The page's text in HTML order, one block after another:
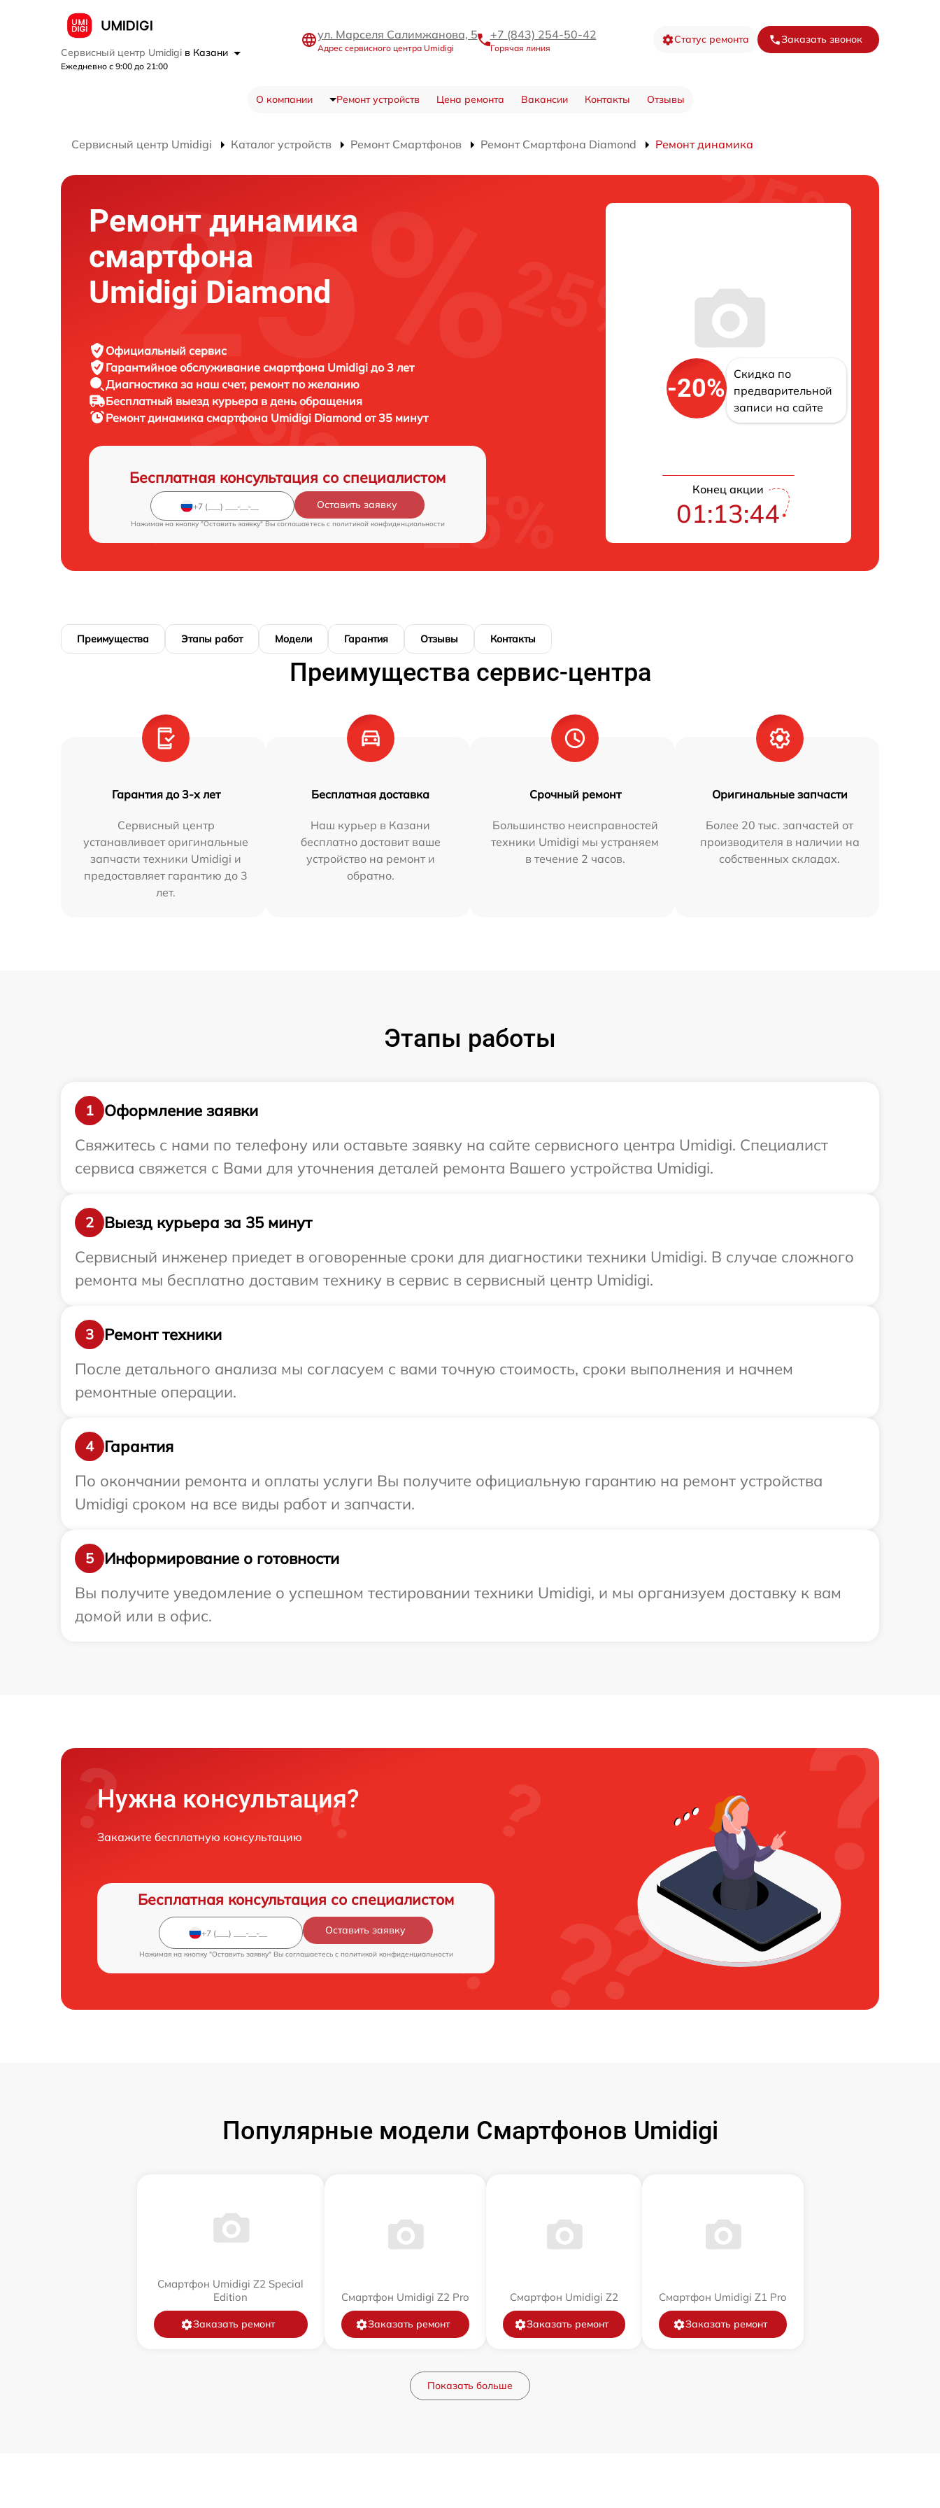
Сервисный центр Umidigi в Казани
Ежедневно с 9:00 до 21:00
ул. Марселя Салимжанова, 5
Адрес сервисного центра Umidigi
+7 (843) 254-50-42
Горячая линия
Статус ремонта Заказать звонок
О компании Ремонт устройств Цена ремонта Вакансии Контакты Отзывы
Сервисный центр Umidigi Каталог устройств Ремонт Смартфонов Ремонт Смартфона Diamond Ремонт динамика
Ремонт динамика
смартфона
Umidigi Diamond
Официальный сервис
Гарантийное обслуживание смартфона Umidigi до 3 лет
Диагностика за наш счет, ремонт по желанию
Бесплатный выезд курьера в день обращения
Ремонт динамика смартфона Umidigi Diamond от 35 минут
Бесплатная консультация со специалистом
Оставить заявку
Нажимая на кнопку "Оставить заявку" Вы соглашаетесь c политикой конфиденциальности
-20%
Скидка по
предварительной
записи на сайте
Конец акции
01:13:43
Преимущества Этапы работ Модели Гарантия Отзывы Контакты
Преимущества сервис-центра
Гарантия до 3-х лет
Сервисный центр
устанавливает оригинальные
запчасти техники Umidigi и
предоставляет гарантию до 3
лет.
Бесплатная доставка
Наш курьер в Казани
бесплатно доставит ваше
устройство на ремонт и
обратно.
Срочный ремонт
Большинство неисправностей
техники Umidigi мы устраняем
в течение 2 часов.
Оригинальные запчасти
Более 20 тыс. запчастей от
производителя в наличии на
собственных складах.
Этапы работы
1
Оформление заявки
Свяжитесь с нами по телефону или оставьте заявку на сайте сервисного центра Umidigi. Специалист
сервиса свяжется с Вами для уточнения деталей ремонта Вашего устройства Umidigi.
2
Выезд курьера за 35 минут
Сервисный инженер приедет в оговоренные сроки для диагностики техники Umidigi. В случае сложного
ремонта мы бесплатно доставим технику в сервис в сервисный центр Umidigi.
3
Ремонт техники
После детального анализа мы согласуем с вами точную стоимость, сроки выполнения и начнем
ремонтные операции.
4
Гарантия
По окончании ремонта и оплаты услуги Вы получите официальную гарантию на ремонт устройства
Umidigi сроком на все виды работ и запчасти.
5
Информирование о готовности
Вы получите уведомление о успешном тестировании техники Umidigi, и мы организуем доставку к вам
домой или в офис.
Нужна консультация?
Закажите бесплатную консультацию
Бесплатная консультация со специалистом
Оставить заявку
Нажимая на кнопку "Оставить заявку" Вы соглашаетесь c политикой конфиденциальности
Популярные модели Смартфонов Umidigi
Смартфон Umidigi Z2 Special
Edition
Заказать ремонт
Смартфон Umidigi Z2 Pro
Заказать ремонт
Смартфон Umidigi Z2
Заказать ремонт
Смартфон Umidigi Z1 Pro
Заказать ремонт
Показать больше